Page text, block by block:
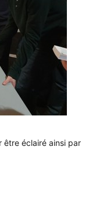
être éclairé ainsi par